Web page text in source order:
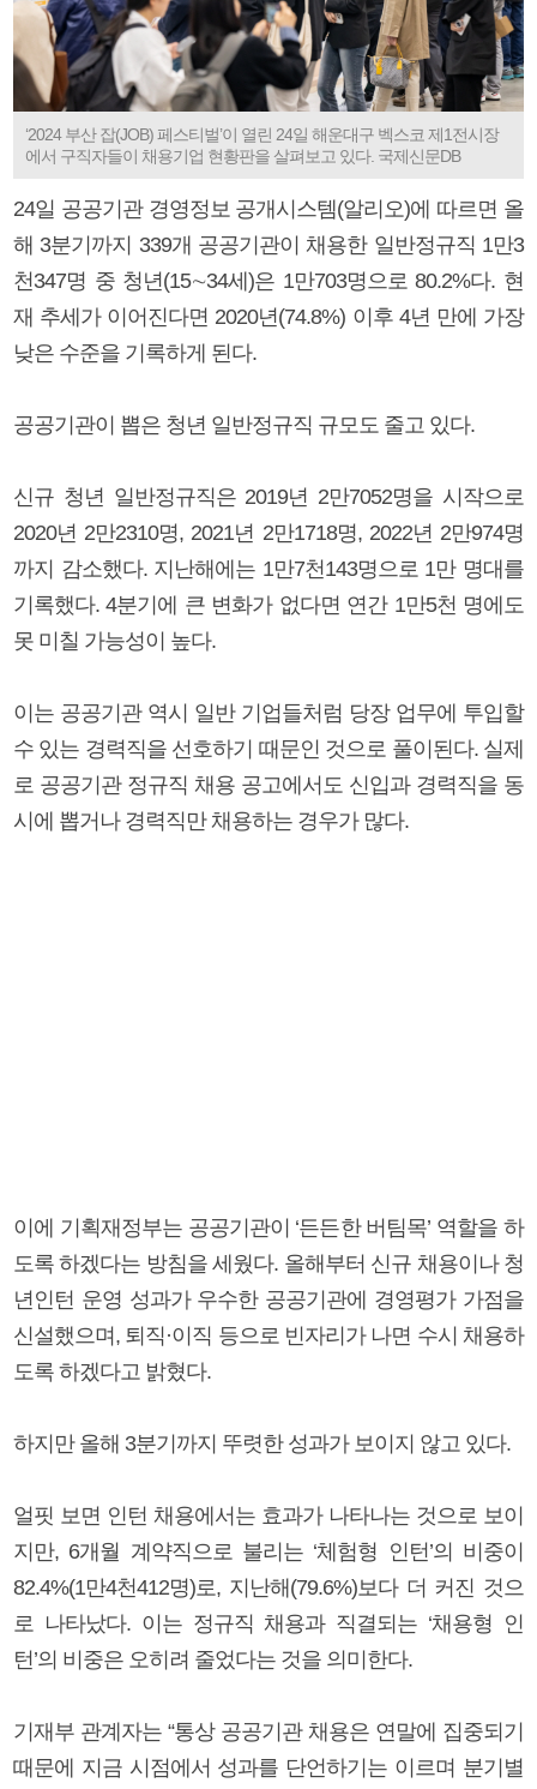
‘2024 부산 잡(JOB) 페스티벌’이 열린 24일 해운대구 벡스코 제1전시장
에서 구직자들이 채용기업 현황판을 살펴보고 있다. 국제신문DB
24일 공공기관 경영정보 공개시스템(알리오)에 따르면 올
해 3분기까지 339개 공공기관이 채용한 일반정규직 1만3
천347명 중 청년(15∼34세)은 1만703명으로 80.2%다. 현
재 추세가 이어진다면 2020년(74.8%) 이후 4년 만에 가장
낮은 수준을 기록하게 된다.
공공기관이 뽑은 청년 일반정규직 규모도 줄고 있다.
신규 청년 일반정규직은 2019년 2만7052명을 시작으로
2020년 2만2310명, 2021년 2만1718명, 2022년 2만974명
까지 감소했다. 지난해에는 1만7천143명으로 1만 명대를
기록했다. 4분기에 큰 변화가 없다면 연간 1만5천 명에도
못 미칠 가능성이 높다.
이는 공공기관 역시 일반 기업들처럼 당장 업무에 투입할
수 있는 경력직을 선호하기 때문인 것으로 풀이된다. 실제
로 공공기관 정규직 채용 공고에서도 신입과 경력직을 동
시에 뽑거나 경력직만 채용하는 경우가 많다.
이에 기획재정부는 공공기관이 ‘든든한 버팀목’ 역할을 하
도록 하겠다는 방침을 세웠다. 올해부터 신규 채용이나 청
년인턴 운영 성과가 우수한 공공기관에 경영평가 가점을
신설했으며, 퇴직·이직 등으로 빈자리가 나면 수시 채용하
도록 하겠다고 밝혔다.
하지만 올해 3분기까지 뚜렷한 성과가 보이지 않고 있다.
얼핏 보면 인턴 채용에서는 효과가 나타나는 것으로 보이
지만, 6개월 계약직으로 불리는 ‘체험형 인턴’의 비중이
82.4%(1만4천412명)로, 지난해(79.6%)보다 더 커진 것으
로 나타났다. 이는 정규직 채용과 직결되는 ‘채용형 인
턴’의 비중은 오히려 줄었다는 것을 의미한다.
기재부 관계자는 “통상 공공기관 채용은 연말에 집중되기
때문에 지금 시점에서 성과를 단언하기는 이르며 분기별